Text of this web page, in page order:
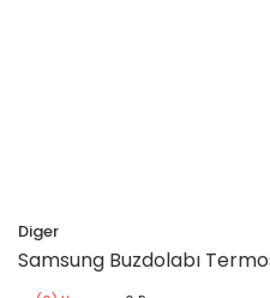
Diger
Samsung Buzdolabı